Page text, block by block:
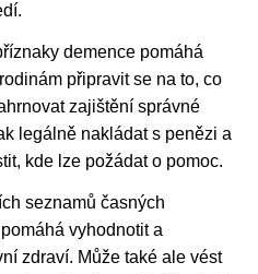
demence pomáhá
připravit se na to, co
zajištění správné
legálně nakládat s penězi a
kde lze požádat o pomoc.
seznamů časných
vyhodnotit a
zdraví. Může také ale vést